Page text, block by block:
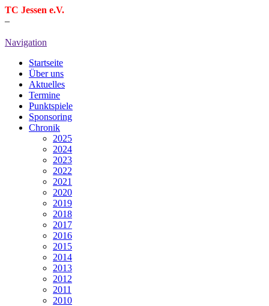
TC Jessen e.V.
–
Navigation
Startseite
Über uns
Aktuelles
Termine
Punktspiele
Sponsoring
Chronik
2025
2024
2023
2022
2021
2020
2019
2018
2017
2016
2015
2014
2013
2012
2011
2010